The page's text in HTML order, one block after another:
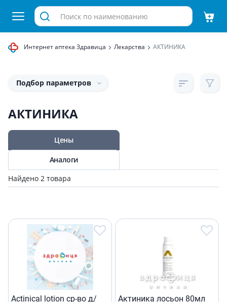
Интернет аптека Здравица Лекарства АКТИНИКА
Подбор параметров
АКТИНИКА
Цены
Аналоги
Найдено 2 товара
Actinical lotion ср-во д/
Актиника лосьон 80мл